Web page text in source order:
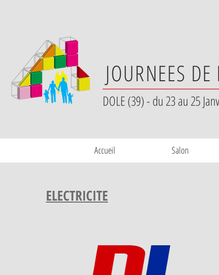
JOURNEES
DOLE (39) - du 23 au 25
Accueil Salon
ELECTRICITE